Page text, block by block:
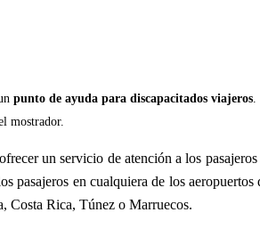
punto de ayuda para discapacitados viajeros
mostrador.
un servicio de atención a los
pasajeros en cualquiera de los aeropuertos
Costa Rica, Túnez o Marruecos.